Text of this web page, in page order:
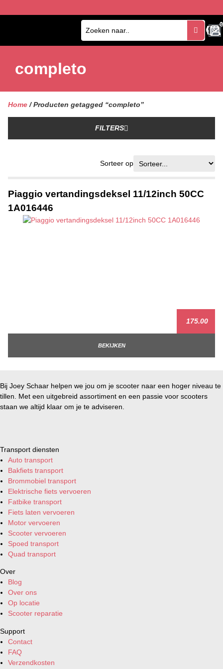
0
0
completo
Home / Producten getagged “completo”
FILTERS
Sorteer op
Piaggio vertandingsdeksel 11/12inch 50CC
1A016446
175.00
BEKIJKEN
Bij Joey Schaar helpen we jou om je scooter naar een hoger niveau te
tillen. Met een uitgebreid assortiment en een passie voor scooters
staan we altijd klaar om je te adviseren.
Transport diensten
Auto transport
Bakfiets transport
Brommobiel transport
Elektrische fiets vervoeren
Fatbike transport
Fiets laten vervoeren
Motor vervoeren
Scooter vervoeren
Spoed transport
Quad transport
Over
Blog
Over ons
Op locatie
Scooter reparatie
Support
Contact
FAQ
Verzendkosten